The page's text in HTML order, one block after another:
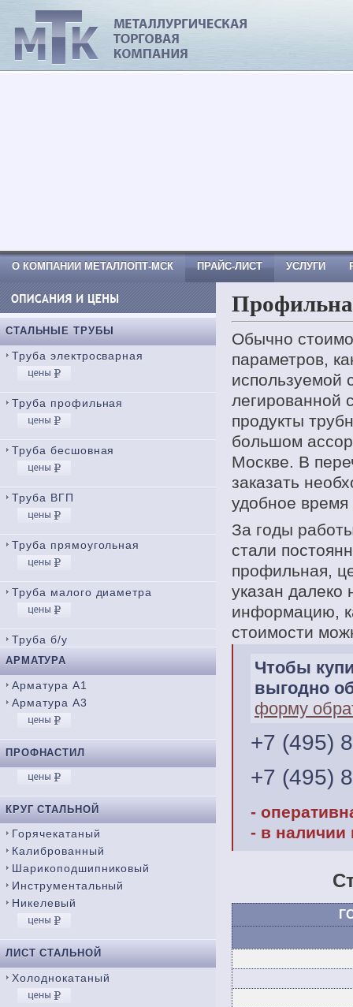
О КОМПАНИИ МЕТАЛЛОПТ-МСК ПРАЙС-ЛИСТ УСЛУГИ
КОНТАКТНАЯ ИНФОРМАЦИЯ
СТАЛЬНЫЕ ТРУБЫ
Труба электросварная
Труба профильная
Труба бесшовная
Труба ВГП
Труба прямоугольная
Труба малого диаметра
Труба б/у
АРМАТУРА
Арматура А1
Арматура А3
ПРОФНАСТИЛ
КРУГ СТАЛЬНОЙ
Горячекатаный
Калиброванный
Шарикоподшипниковый
Инструментальный
Никелевый
ЛИСТ СТАЛЬНОЙ
Холоднокатаный
Обычно
параметров,
используемой
легированной
продукты
большом
Москве. В
заказать
удобное время
За годы
стали
профильная,
указан далеко
информацию,
стоимости
Чтобы
выгодно
форму
+7 (495)
+7 (495)
-
- в наличии